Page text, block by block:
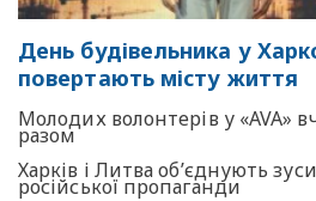
День будівельника у
повертають місту життя
Молодих волонтерів у «AVA»
разом
Харків і Литва об’єднують
російської пропаганди